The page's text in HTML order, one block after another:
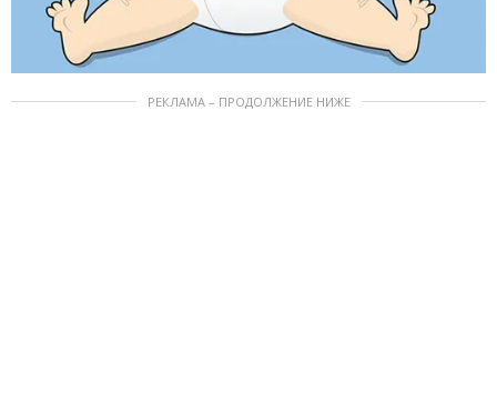
РЕКЛАМА – ПРОДОЛЖЕНИЕ НИЖЕ